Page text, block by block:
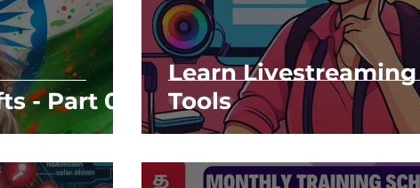
- Part 01
Learn
Tools